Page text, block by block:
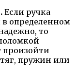
Если ручка
определенном
то
произойти
пружин или